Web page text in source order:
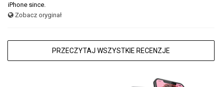
iPhone since.
Zobacz oryginał
PRZECZYTAJ WSZYSTKIE RECENZJE